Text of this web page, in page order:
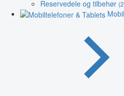
Reservedele og tilbehør